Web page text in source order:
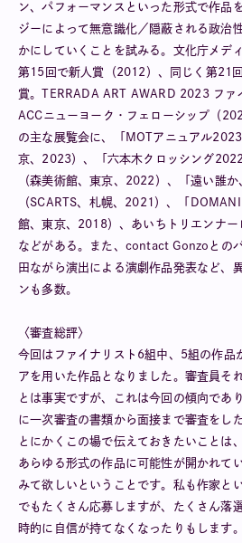
ン、パフォーマンスといった形式で作品
ジーによって無意識化／隠蔽される政治
かにしていくことを試みる。文化庁メデ
第15回で新人賞（2012）、同じく第21
賞。TERRADA ART AWARD 2023 ファ
ACCニューヨーク・フェローシップ（
の主な展覧会に、「MOTアニュアル
京、2023）、「六本木クロッシング
（森美術館、東京、2022）、「遠い誰か
（SCARTS、札幌、2021）、「
館、東京、2018）、あいちトリエンナー
などがある。また、contact Gonzoとの
田ながら演出による演劇作品発表など、
ンも多数。
〈審査総評〉
今回はファイナリスト6組中、5組の作品
アを用いた作品となりました。審査員そ
とは事実ですが、これは今回の傾向であ
に一次審査の書類から面接まで審査をし
とにかくこの場で伝えておきたいことは
あらゆる形式の作品に可能性が開かれて
みて欲しいということです。私も作家と
でもたくさん応募しますが、たくさん落
時的に自信が持てなくなったりもします